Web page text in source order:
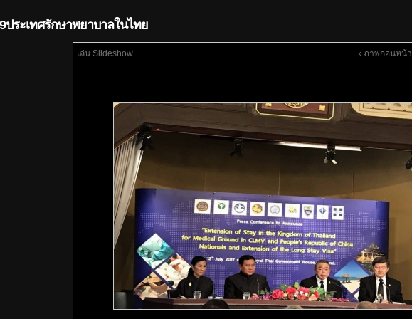
ประเทศรักษาพยาบาลในไทย
เล่น Slideshow ‹ ภาพก่อนหน้า